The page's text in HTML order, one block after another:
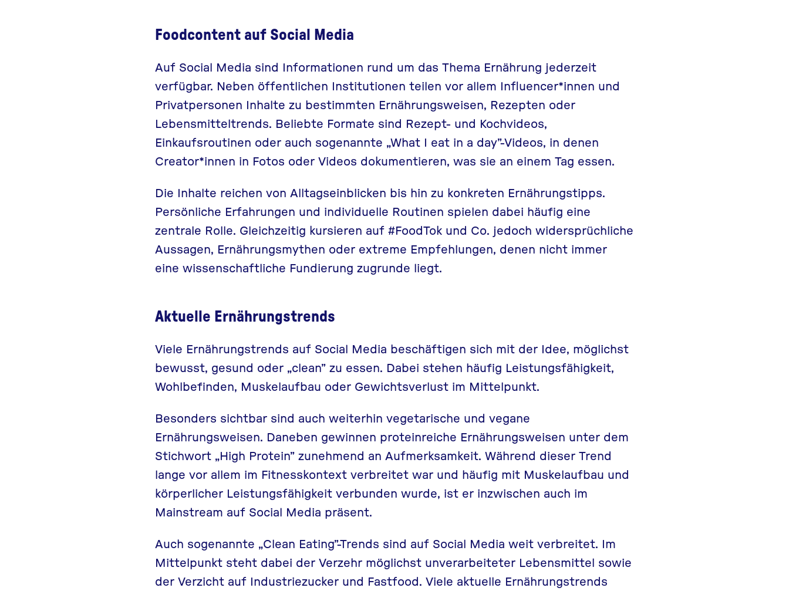
Foodcontent auf Social Media
Auf Social Media sind Informationen rund um das Thema Ernährung jederzeit
verfügbar. Neben öffentlichen Institutionen teilen vor allem Influencer*innen und
Privatpersonen Inhalte zu bestimmten Ernährungsweisen, Rezepten oder
Lebensmitteltrends. Beliebte Formate sind Rezept- und Kochvideos,
Einkaufsroutinen oder auch sogenannte „What I eat in a day”-Videos, in denen
Creator*innen in Fotos oder Videos dokumentieren, was sie an einem Tag essen.
Die Inhalte reichen von Alltagseinblicken bis hin zu konkreten Ernährungstipps.
Persönliche Erfahrungen und individuelle Routinen spielen dabei häufig eine
zentrale Rolle. Gleichzeitig kursieren auf #FoodTok und Co. jedoch widersprüchliche
Aussagen, Ernährungsmythen oder extreme Empfehlungen, denen nicht immer
eine wissenschaftliche Fundierung zugrunde liegt.
Aktuelle Ernährungstrends
Viele Ernährungstrends auf Social Media beschäftigen sich mit der Idee, möglichst
bewusst, gesund oder „clean” zu essen. Dabei stehen häufig Leistungsfähigkeit,
Wohlbefinden, Muskelaufbau oder Gewichtsverlust im Mittelpunkt.
Besonders sichtbar sind auch weiterhin vegetarische und vegane
Ernährungsweisen. Daneben gewinnen proteinreiche Ernährungsweisen unter dem
Stichwort „High Protein” zunehmend an Aufmerksamkeit. Während dieser Trend
lange vor allem im Fitnesskontext verbreitet war und häufig mit Muskelaufbau und
körperlicher Leistungsfähigkeit verbunden wurde, ist er inzwischen auch im
Mainstream auf Social Media präsent.
Auch sogenannte „Clean Eating”-Trends sind auf Social Media weit verbreitet. Im
Mittelpunkt steht dabei der Verzehr möglichst unverarbeiteter Lebensmittel sowie
der Verzicht auf Industriezucker und Fastfood. Viele aktuelle Ernährungstrends